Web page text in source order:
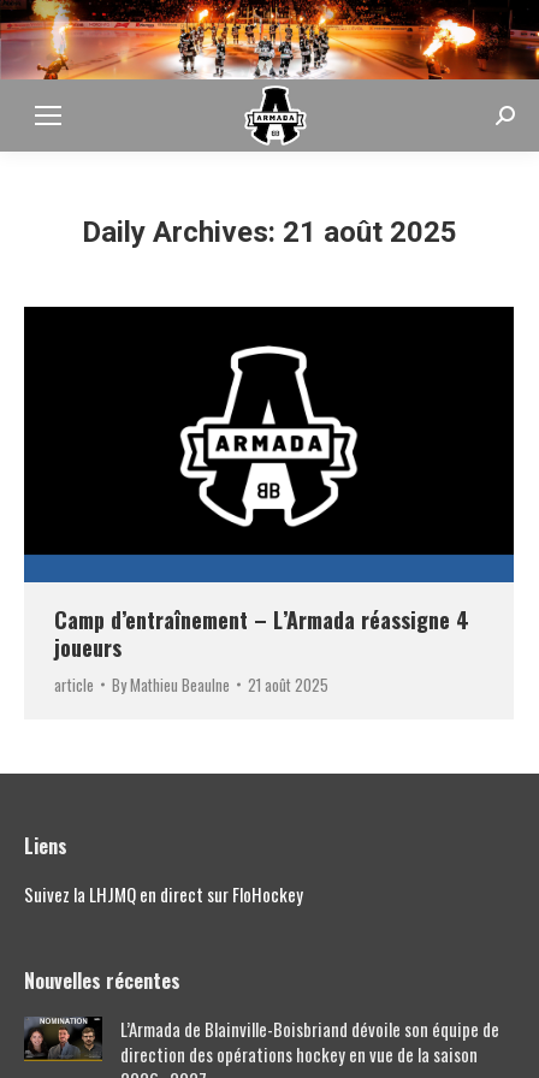
Daily Archives: 21 août 2025
Camp d’entraînement – L’Armada réassigne 4
joueurs
article ByMathieu Beaulne 21 août 2025
Liens
Suivez la LHJMQ en direct sur FloHockey
Nouvelles récentes
L’Armada de Blainville-Boisbriand dévoile son équipe de
direction des opérations hockey en vue de la saison